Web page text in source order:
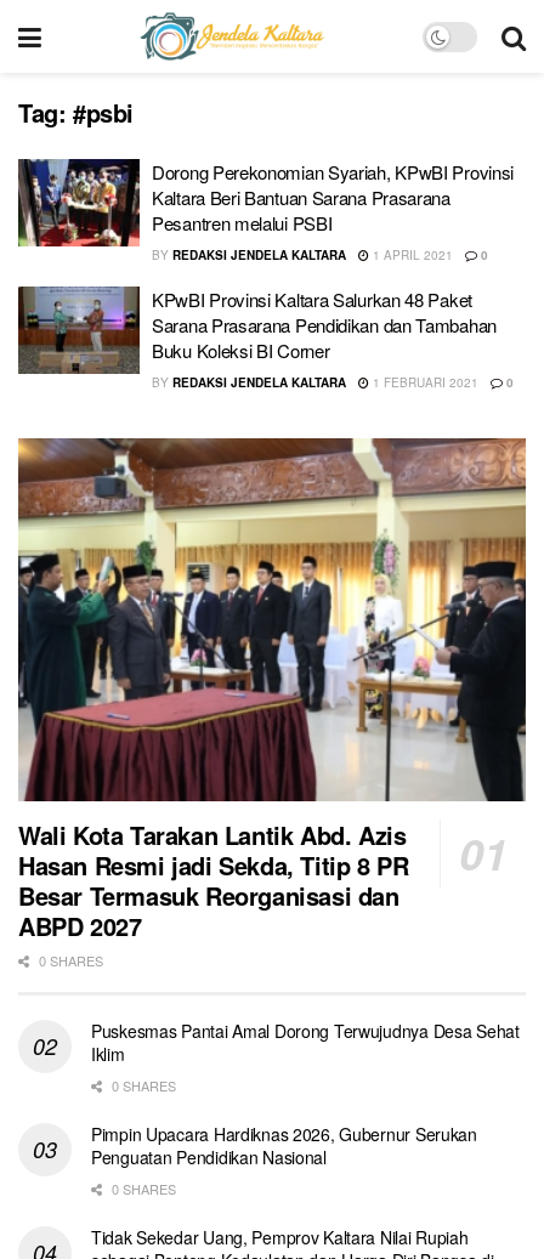
Tag: #psbi
Dorong Perekonomian Syariah, KPwBI Provinsi
Kaltara Beri Bantuan Sarana Prasarana
Pesantren melalui PSBI
BY REDAKSI JENDELA KALTARA 1 APRIL 2021 0
KPwBI Provinsi Kaltara Salurkan 48 Paket
Sarana Prasarana Pendidikan dan Tambahan
Buku Koleksi BI Corner
BY REDAKSI JENDELA KALTARA 1 FEBRUARI 2021 0
Wali Kota Tarakan Lantik Abd. Azis
Hasan Resmi jadi Sekda, Titip 8 PR
Besar Termasuk Reorganisasi dan
ABPD 2027
0 SHARES
Puskesmas Pantai Amal Dorong Terwujudnya Desa Sehat
Iklim
0 SHARES
Pimpin Upacara Hardiknas 2026, Gubernur Serukan
Penguatan Pendidikan Nasional
0 SHARES
Tidak Sekedar Uang, Pemprov Kaltara Nilai Rupiah